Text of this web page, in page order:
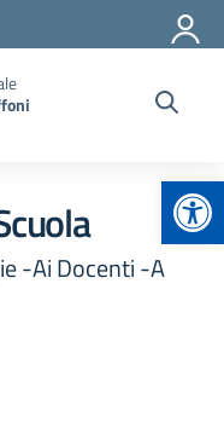
-Ai Docenti -A